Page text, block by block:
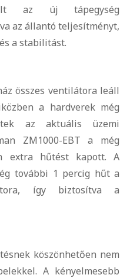
az új tápegység
az állantó teljesítményt,
a stabilitást.
összes ventilátora leáll
a hardverek még
az aktuális üzemi
ZM1000-EBT a még
extra hűtést kapott. A
további 1 percig hűt a
így biztosítva a
köszönhetően nem
A kényelmesebb